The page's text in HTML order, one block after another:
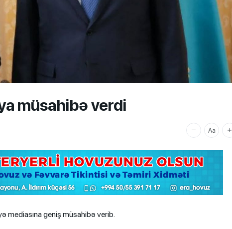
müsahibə verdi
mediasına geniş müsahibə verib.